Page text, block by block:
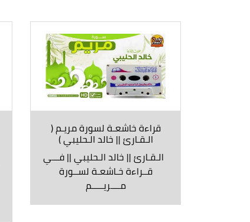
قراءة خاشعـة لسورة مريـم (
الـقـارئ || خالد الـحليبي )
الـقـارئ || خالد الـحليبي || فـــي
قــراءة خـاشعـة لســورة
مــــريـــــم